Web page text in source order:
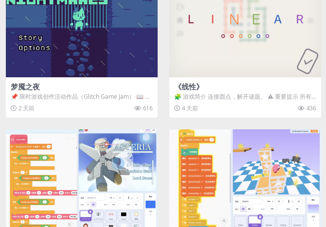
梦魇之夜
📌 限时游戏创作活动作品（Glitch Game Jam） 📖 故
事背景 怪物四...
2 天前 616
《线性》
🧩 游戏简介 连接圆点，解开谜题。 ⚠️ 重要提示 所有
关卡均可通关，请确保使用...
4 天前 436